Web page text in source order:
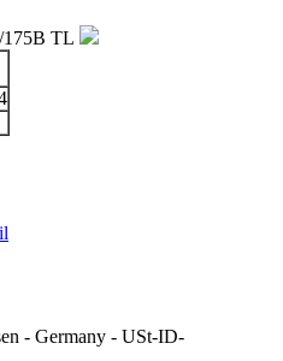
- Germany - USt-ID-